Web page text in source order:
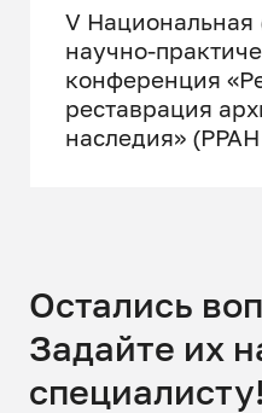
V Национальная
научно-
конференция
реставрация
наследия»
Остались
Задайте их
специалисту!